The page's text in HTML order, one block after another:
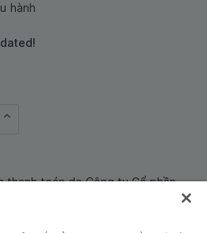
hành
thanh toán do Công ty Cổ phần